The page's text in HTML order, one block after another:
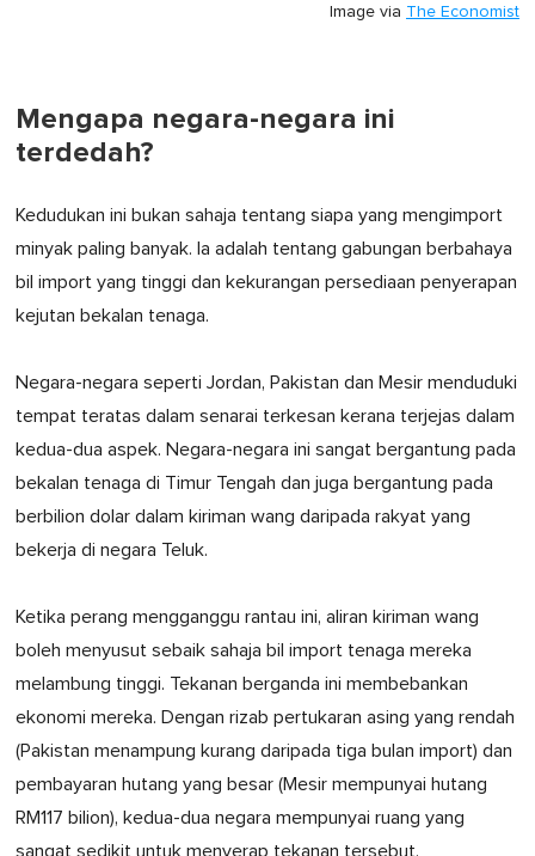
Image via The Economist
Mengapa negara-negara ini
terdedah?
Kedudukan ini bukan sahaja tentang siapa yang mengimport
minyak paling banyak. Ia adalah tentang gabungan berbahaya
bil import yang tinggi dan kekurangan persediaan penyerapan
kejutan bekalan tenaga.
Negara-negara seperti Jordan, Pakistan dan Mesir menduduki
tempat teratas dalam senarai terkesan kerana terjejas dalam
kedua-dua aspek. Negara-negara ini sangat bergantung pada
bekalan tenaga di Timur Tengah dan juga bergantung pada
berbilion dolar dalam kiriman wang daripada rakyat yang
bekerja di negara Teluk.
Ketika perang mengganggu rantau ini, aliran kiriman wang
boleh menyusut sebaik sahaja bil import tenaga mereka
melambung tinggi. Tekanan berganda ini membebankan
ekonomi mereka. Dengan rizab pertukaran asing yang rendah
(Pakistan menampung kurang daripada tiga bulan import) dan
pembayaran hutang yang besar (Mesir mempunyai hutang
RM117 bilion), kedua-dua negara mempunyai ruang yang
sangat sedikit untuk menyerap tekanan tersebut.